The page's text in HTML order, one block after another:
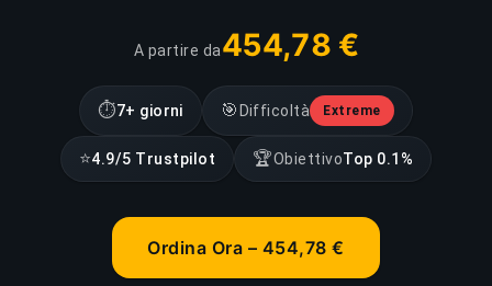
A partire da454,78 €
⏱7+ giorni 🎯 Difficoltà Extreme
⭐4.9/5 Trustpilot 🏆ObiettivoTop 0.1%
Ordina Ora – 454,78 €